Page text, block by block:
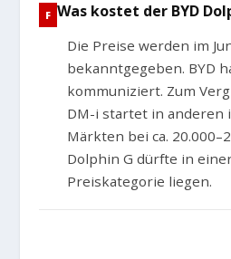
Was kostet der BYD
Die Preise werden im
bekanntgegeben. BYD
kommuniziert. Zum
DM-i startet in anderen
Märkten bei ca.
Dolphin G dürfte in
Preiskategorie liegen.